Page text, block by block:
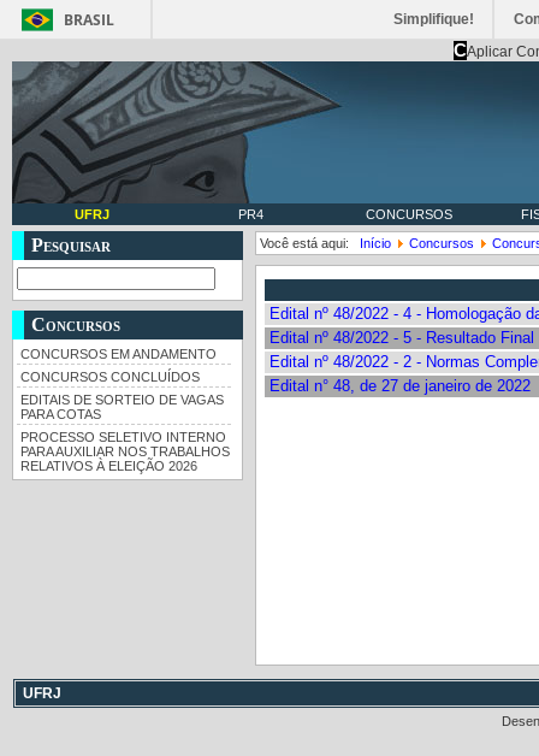
BRASIL Simplifique!
CAplicar
UFRJ PR4 CONCURSOS
Pesquisar
Concursos
CONCURSOS EM ANDAMENTO
CONCURSOS CONCLUÍDOS
EDITAIS DE SORTEIO DE VAGAS
PARA COTAS
PROCESSO SELETIVO INTERNO
PARA AUXILIAR NOS TRABALHOS
RELATIVOS À ELEIÇÃO 2026
Você está aqui: Início Concursos
Edital nº 48/2022 - 4 - Homologação
Edital nº 48/2022 - 5 - Resultado
Edital nº 48/2022 - 2 - Normas
Edital n° 48, de 27 de janeiro de 2022
UFRJ